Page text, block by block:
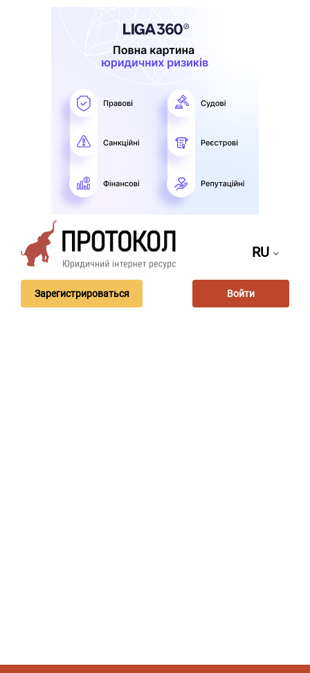
RU
Зарегистрироваться Войти